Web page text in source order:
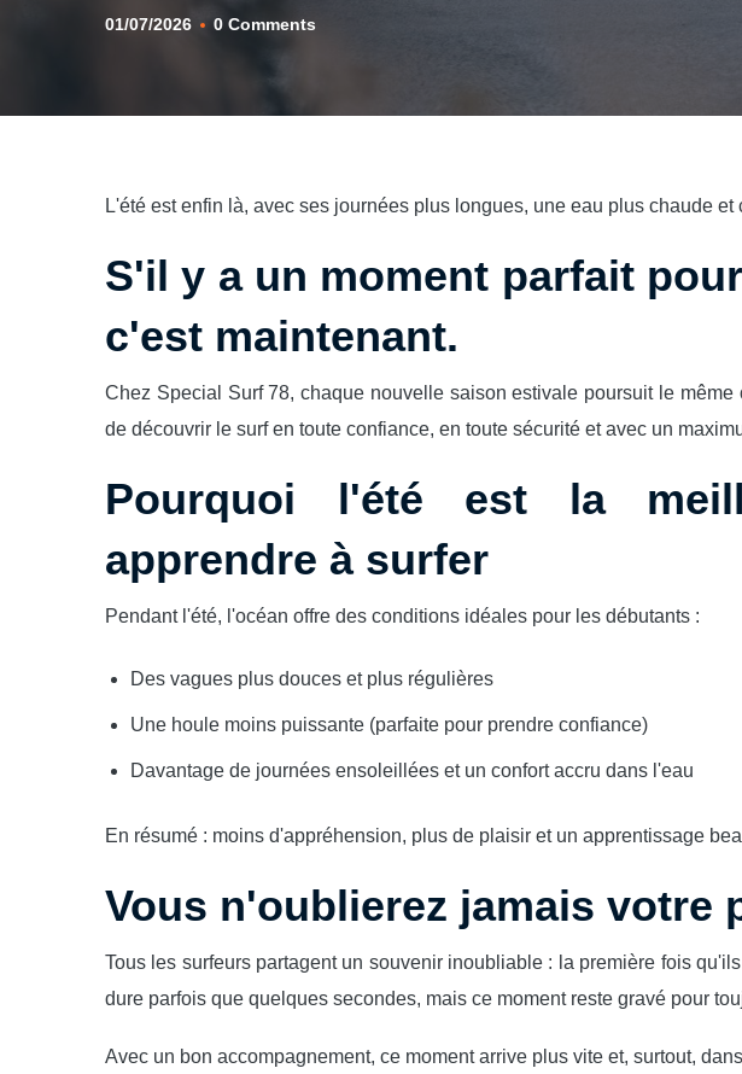
01/07/2026 0 Comments
L'été est enfin là, avec ses journées plus longues, une eau plus chaude
S'il y a un moment parfait
c'est maintenant.
Chez Special Surf 78, chaque nouvelle saison estivale poursuit le
de découvrir le surf en toute confiance, en toute sécurité et avec un
Pourquoi l'été est la
apprendre à surfer
Pendant l'été, l'océan offre des conditions idéales pour les débutants :
Des vagues plus douces et plus régulières
Une houle moins puissante (parfaite pour prendre confiance)
Davantage de journées ensoleillées et un confort accru dans l'eau
En résumé : moins d'appréhension, plus de plaisir et un apprentissage
Vous n'oublierez jamais votre
Tous les surfeurs partagent un souvenir inoubliable : la première fois
dure parfois que quelques secondes, mais ce moment reste gravé pour
Avec un bon accompagnement, ce moment arrive plus vite et, surtout,